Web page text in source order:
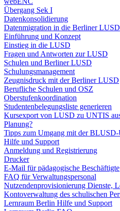
Übergang Sek I
Datenkonsolidierung
Datenmigration in die Berliner LUSD
Einführung und Konzept
Einstieg in die LUSD
Fragen und Antworten zur LUSD
Schulen und Berliner LUSD
Schulungsmanagement
Zeugnisdruck mit der Berliner LUSD
Berufliche Schulen und OSZ
Oberstufenkoordination
Studentenbelegungsliste generieren
Kursexport von LUSD zu UNTIS
Planung?
Tipps zum Umgang mit der
Hilfe und Support
Anmeldung und Registrierung
Drucker
E-Mail für pädagogische Beschäftigte
FAQ für Verwaltungspersonal
Nutzendenprovisionierung Dienste,
Kontoverwaltung des schulischen
Lernraum Berlin Hilfe und Support